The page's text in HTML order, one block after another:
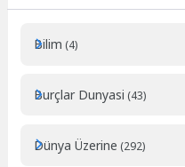
Bilim (4)
Burçlar Dunyasi (43)
Dünya Üzerine (292)